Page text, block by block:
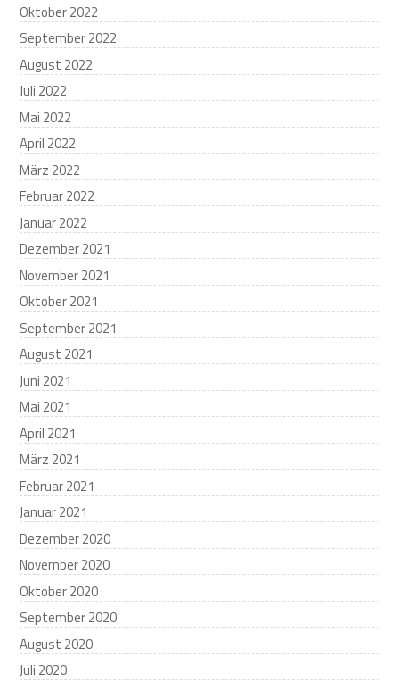
Oktober 2022
September 2022
August 2022
Juli 2022
Mai 2022
April 2022
März 2022
Februar 2022
Januar 2022
Dezember 2021
November 2021
Oktober 2021
September 2021
August 2021
Juni 2021
Mai 2021
April 2021
März 2021
Februar 2021
Januar 2021
Dezember 2020
November 2020
Oktober 2020
September 2020
August 2020
Juli 2020